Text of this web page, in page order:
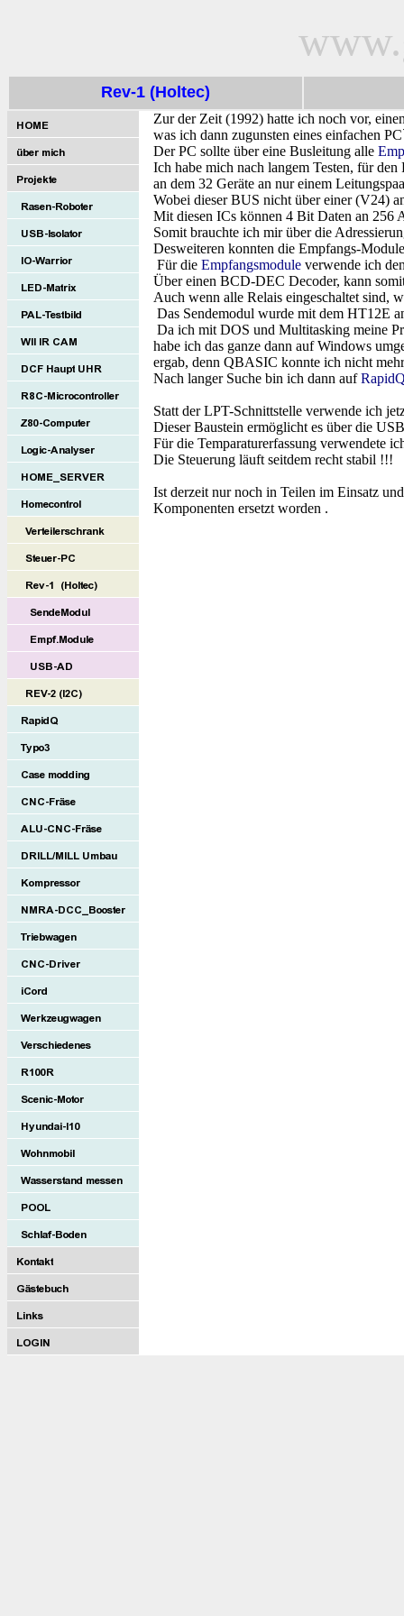
Rev-1 (Holtec)
Zur der Zeit (1992) hatte ich noch vor,
was ich dann zugunsten eines einfachen
Der PC sollte über eine Busleitung alle
Ich habe mich nach langem Testen, für den
an dem 32 Geräte an nur einem
Wobei dieser BUS nicht über einer (V24)
Mit diesen ICs können 4 Bit Daten an 256
Somit brauchte ich mir über die
Desweiteren konnten die Empfangs-
Für die Empfangsmodule verwende ich
Über einen BCD-DEC Decoder, kann
Auch wenn alle Relais eingeschaltet sind,
Das Sendemodul wurde mit dem HT12E
Da ich mit DOS und Multitasking meine
habe ich das ganze dann auf Windows
ergab, denn QBASIC konnte ich nicht
Nach langer Suche bin ich dann auf
Statt der LPT-Schnittstelle verwende ich
Dieser Baustein ermöglicht es über die
Für die Temparaturerfassung verwendete
Die Steuerung läuft seitdem recht stabil !!!
Ist derzeit nur noch in Teilen im Einsatz
Komponenten ersetzt worden .